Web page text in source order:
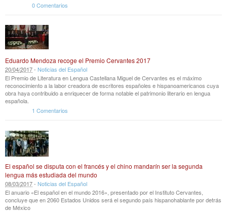
0 Comentarios
Eduardo Mendoza recoge el Premio Cervantes 2017
20/04/2017- Noticias del Español
El Premio de Literatura en Lengua Castellana Miguel de Cervantes es el máximo
reconocimiento a la labor creadora de escritores españoles e hispanoamericanos cuya
obra haya contribuido a enriquecer de forma notable el patrimonio literario en lengua
española.
1 Comentarios
El español se disputa con el francés y el chino mandarín ser la segunda
lengua más estudiada del mundo
08/03/2017- Noticias del Español
El anuario «El español en el mundo 2016», presentado por el Instituto Cervantes,
concluye que en 2060 Estados Unidos será el segundo país hispanohablante por detrás
de México